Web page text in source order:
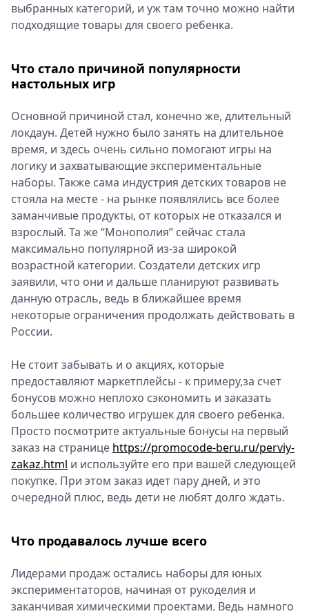
выбранных категорий, и уж там точно можно найти
подходящие товары для своего ребенка.
Что стало причиной популярности
настольных игр
Основной причиной стал, конечно же, длительный
локдаун. Детей нужно было занять на длительное
время, и здесь очень сильно помогают игры на
логику и захватывающие экспериментальные
наборы. Также сама индустрия детских товаров не
стояла на месте - на рынке появлялись все более
заманчивые продукты, от которых не отказался и
взрослый. Та же “Монополия” сейчас стала
максимально популярной из-за широкой
возрастной категории. Создатели детских игр
заявили, что они и дальше планируют развивать
данную отрасль, ведь в ближайшее время
некоторые ограничения продолжать действовать в
России.
Не стоит забывать и о акциях, которые
предоставляют маркетплейсы - к примеру,за счет
бонусов можно неплохо сэкономить и заказать
большее количество игрушек для своего ребенка.
Просто посмотрите актуальные бонусы на первый
заказ на странице https://promocode-beru.ru/perviy-
zakaz.html и используйте его при вашей следующей
покупке. При этом заказ идет пару дней, и это
очередной плюс, ведь дети не любят долго ждать.
Что продавалось лучше всего
Лидерами продаж остались наборы для юных
экспериментаторов, начиная от рукоделия и
заканчивая химическими проектами. Ведь намного